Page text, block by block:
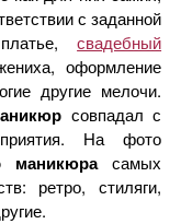
с заданной
платье,свадебный
оформление
другие мелочи.
совпадал с
На фото
маникюрасамых
ретро, стиляги,